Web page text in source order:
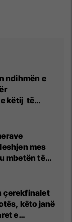
ndihmën e
këtij të
mes
mbetën të
persona
çerekfinalet
këto janë
e